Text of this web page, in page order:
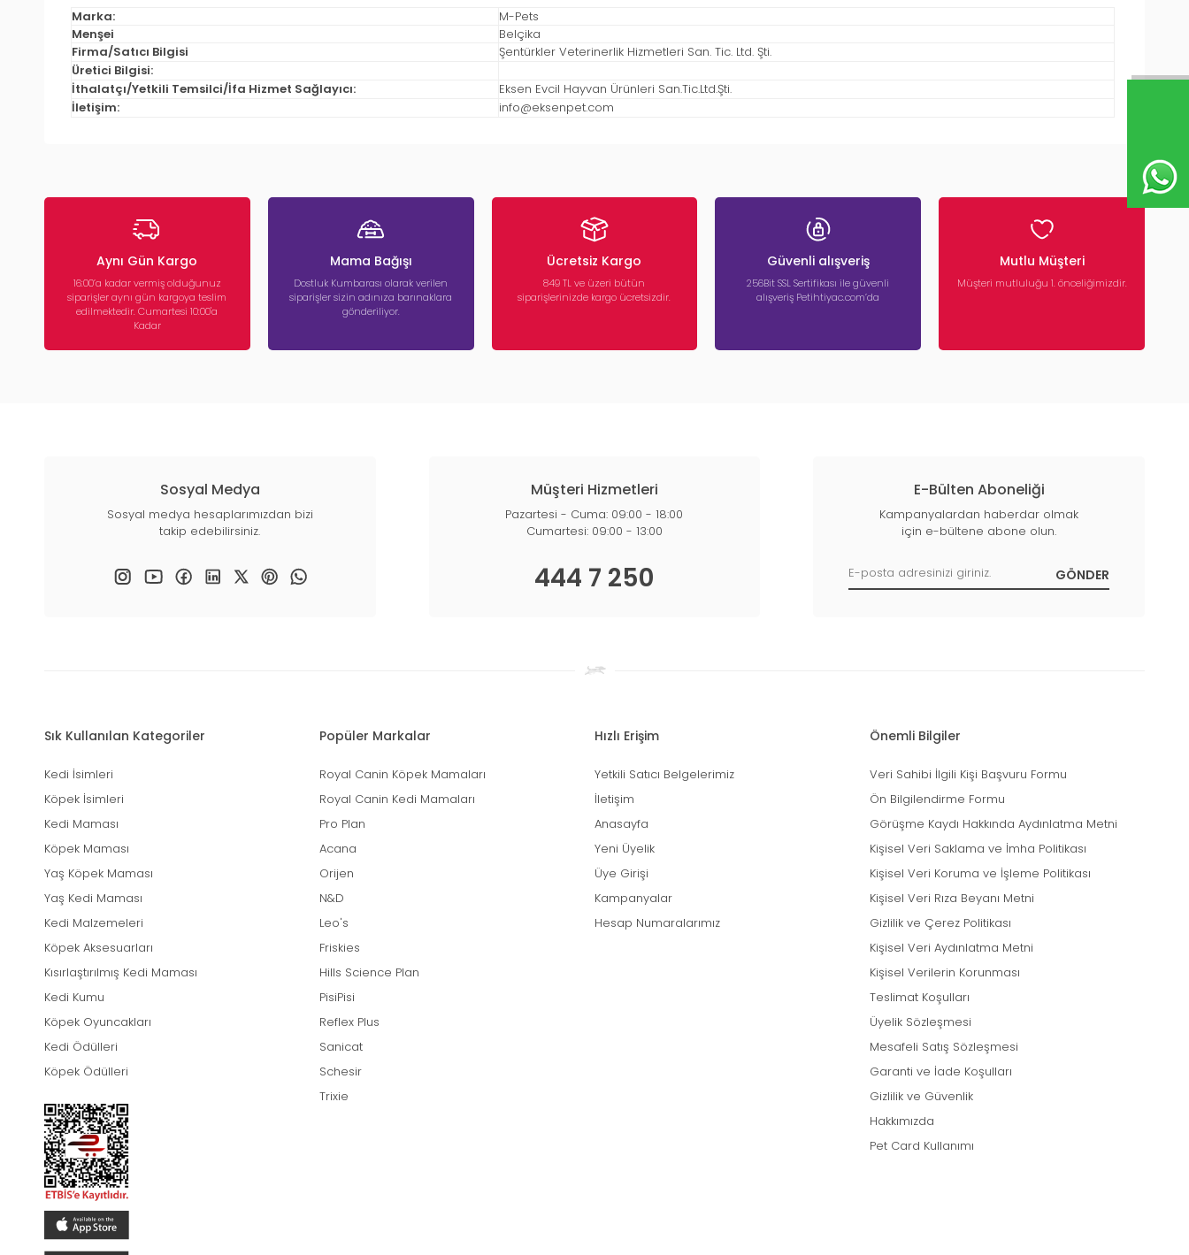
Marka:
M-Pets
Menşei
Belçika
Firma/Satıcı Bilgisi
Şentürkler Veterinerlik Hizmetleri San. Tic. Ltd. Şti.
Üretici Bilgisi:
İthalatçı/Yetkili Temsilci/İfa Hizmet Sağlayıcı:
Eksen Evcil Hayvan Ürünleri San.Tic.Ltd.Şti.
İletişim:
info@eksenpet.com
Aynı Gün Kargo
16:00’a kadar vermiş olduğunuz
siparişler aynı gün kargoya teslim
edilmektedir. Cumartesi 10:00'a
Kadar
Mama Bağışı
Dostluk Kumbarası olarak verilen
siparişler sizin adınıza barınaklara
gönderiliyor.
Ücretsiz Kargo
849 TL ve üzeri bütün
siparişlerinizde kargo ücretsizdir.
Güvenli alışveriş
256Bit SSL Sertifikası ile güvenli
alışveriş Petihtiyac.com’da
Mutlu Müşteri
Müşteri mutluluğu 1. önceliğimizdir.
Sosyal Medya
Sosyal medya hesaplarımızdan bizi
takip edebilirsiniz.
Müşteri Hizmetleri
Pazartesi - Cuma: 09:00 - 18:00
Cumartesi: 09:00 - 13:00
444 7 250
E-Bülten Aboneliği
Kampanyalardan haberdar olmak
için e-bültene abone olun.
Sık Kullanılan Kategoriler
Kedi İsimleri
Köpek İsimleri
Kedi Maması
Köpek Maması
Yaş Köpek Maması
Yaş Kedi Maması
Kedi Malzemeleri
Köpek Aksesuarları
Kısırlaştırılmış Kedi Maması
Kedi Kumu
Köpek Oyuncakları
Kedi Ödülleri
Köpek Ödülleri
Popüler Markalar
Royal Canin Köpek Mamaları
Royal Canin Kedi Mamaları
Pro Plan
Acana
Orijen
N&D
Leo's
Friskies
Hills Science Plan
PisiPisi
Reflex Plus
Sanicat
Schesir
Trixie
Hızlı Erişim
Yetkili Satıcı Belgelerimiz
İletişim
Anasayfa
Yeni Üyelik
Üye Girişi
Kampanyalar
Hesap Numaralarımız
Önemli Bilgiler
Veri Sahibi İlgili Kişi Başvuru Formu
Ön Bilgilendirme Formu
Görüşme Kaydı Hakkında Aydınlatma Metni
Kişisel Veri Saklama ve İmha Politikası
Kişisel Veri Koruma ve İşleme Politikası
Kişisel Veri Rıza Beyanı Metni
Gizlilik ve Çerez Politikası
Kişisel Veri Aydınlatma Metni
Kişisel Verilerin Korunması
Teslimat Koşulları
Üyelik Sözleşmesi
Mesafeli Satış Sözleşmesi
Garanti ve İade Koşulları
Gizlilik ve Güvenlik
Hakkımızda
Pet Card Kullanımı